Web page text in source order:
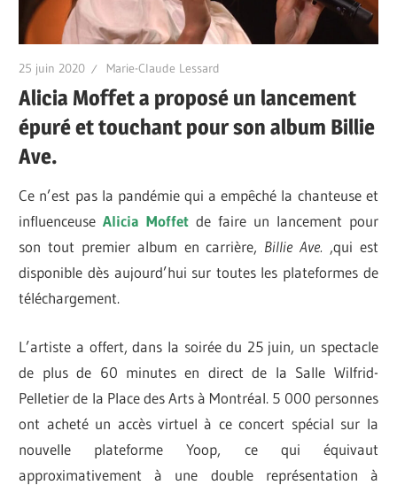
25 juin 2020 Marie-Claude Lessard
Alicia Moffet a proposé un lancement
épuré et touchant pour son album Billie
Ave.
Ce n’est pas la pandémie qui a empêché la chanteuse et
influenceuseAlicia Moffet de faire un lancement pour
son tout premier album en carrière, Billie Ave. ,qui est
disponible dès aujourd’hui sur toutes les plateformes de
téléchargement.
L’artiste a offert, dans la soirée du 25 juin, un spectacle
de plus de 60 minutes en direct de la Salle Wilfrid-
Pelletier de la Place des Arts à Montréal. 5 000 personnes
ont acheté un accès virtuel à ce concert spécial sur la
nouvelle plateforme Yoop, ce qui équivaut
approximativement à une double représentation à